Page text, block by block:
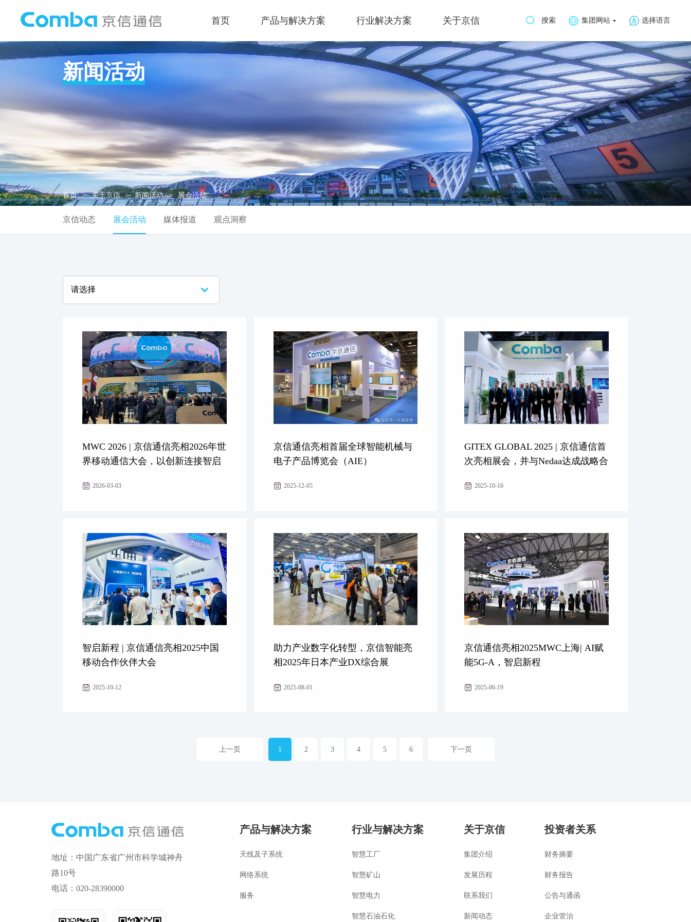
首页 产品与解决方案 行业解决方案 关于京信 搜索 集团网站 选择语言
新闻活动
首页 > 关于京信 > 新闻活动 > 展会活动
京信动态 展会活动 媒体报道 观点洞察
MWC 2026 | 京信通信亮相2026年世
界移动通信大会，以创新连接智启
2026-03-03
京信通信亮相首届全球智能机械与
电子产品博览会（AIE）
2025-12-05
GITEX GLOBAL 2025 | 京信通信首
次亮相展会，并与Nedaa达成战略合
2025-10-16
智启新程 | 京信通信亮相2025中国
移动合作伙伴大会
2025-10-12
助力产业数字化转型，京信智能亮
相2025年日本产业DX综合展
2025-08-01
京信通信亮相2025MWC上海| AI赋
能5G-A，智启新程
2025-06-19
上一页 1 2 3 4 5 6 下一页
产品与解决方案
天线及子系统
网络系统
服务
行业与解决方案
智慧工厂
智慧矿山
智慧电力
智慧石油石化
关于京信
集团介绍
发展历程
联系我们
新闻动态
投资者关系
财务摘要
财务报告
公告与通函
企业管治
地址：中国广东省广州市科学城神舟
路10号
电话：020-28390000